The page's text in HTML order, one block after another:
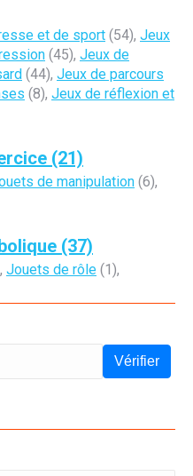
et de sport (54), Jeux
(45), Jeux de
(44), Jeux de parcours
(8), Jeux de réflexion et
(21)
de manipulation (6),
(37)
Jouets de rôle (1),
Vérifier